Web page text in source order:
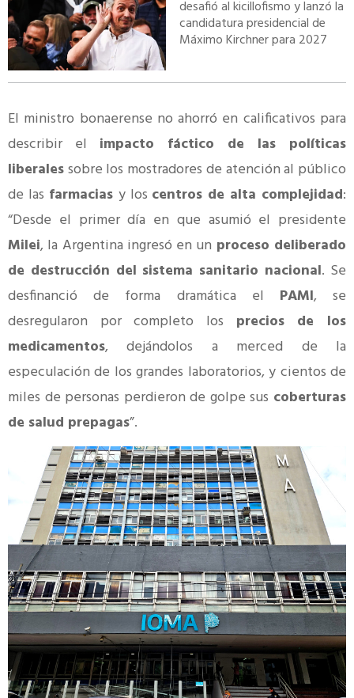
desafió al kicillofismo y lanzó la
candidatura presidencial de
Máximo Kirchner para 2027
El ministro bonaerense no ahorró en calificativos para
describir el impacto fáctico de las políticas
liberalessobre los mostradores de atención al público
de las farmacias y los centros de alta complejidad:
“Desde el primer día en que asumió el presidente
Milei, la Argentina ingresó en un proceso deliberado
de destrucción del sistema sanitario nacional. Se
desfinanció de forma dramática el PAMI, se
desregularon por completo los precios de los
medicamentos, dejándolos a merced de la
especulación de los grandes laboratorios, y cientos de
miles de personas perdieron de golpe sus coberturas
de salud prepagas”.